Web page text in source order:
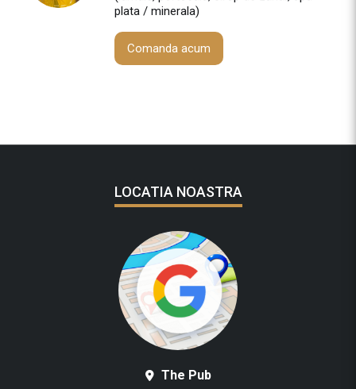
plata / minerala)
Comanda acum
LOCATIA NOASTRA
The Pub